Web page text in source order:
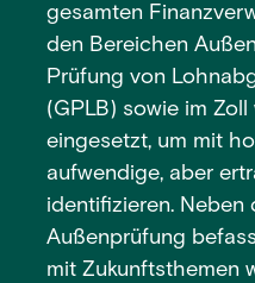
gesamten
den Bereichen
Prüfung von
(GPLB) sowie im
eingesetzt, um mit
aufwendige, aber
identifizieren. Neben
Außenprüfung
mit Zukunftsthemen